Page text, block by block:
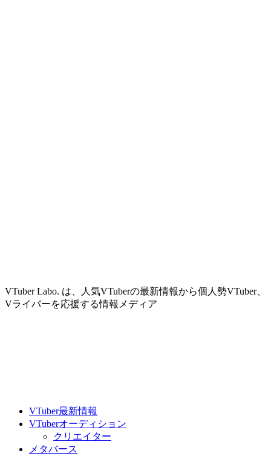
VTuber Labo. は、人気VTuberの最新情報から個人勢VTuber、
Vライバーを応援する情報メディア
VTuber最新情報
VTuberオーディション
クリエイター
メタバース